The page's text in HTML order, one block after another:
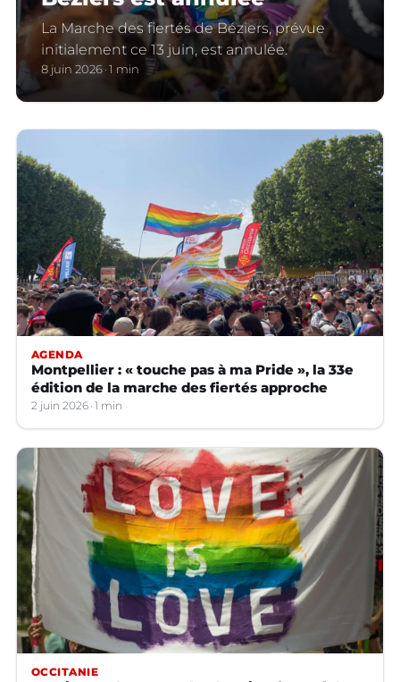
La Marche des fiertés de Béziers, prévue
initialement ce 13 juin, est annulée.
8 juin 2026 1 min
AGENDA
Montpellier : « touche pas à ma Pride », la 33e
édition de la marche des fiertés approche
2 juin 2026 1 min
OCCITANIE